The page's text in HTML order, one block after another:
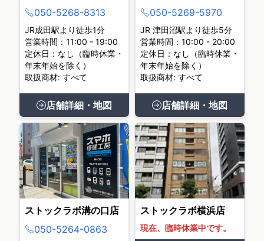
050-5268-8313
JR成田駅より徒歩1分
営業時間：11:00 - 19:00
定休日：なし（臨時休業・
年末年始を除く）
取扱商材: すべて
店舗詳細・地図
050-5269-5970
JR 津田沼駅より徒歩5分
営業時間：10:00 - 20:00
定休日：なし（臨時休業・
年末年始を除く）
取扱商材: すべて
店舗詳細・地図
ストックラボ溝の口店
050-5264-0863
ストックラボ横浜店
現在、臨時休業中です。